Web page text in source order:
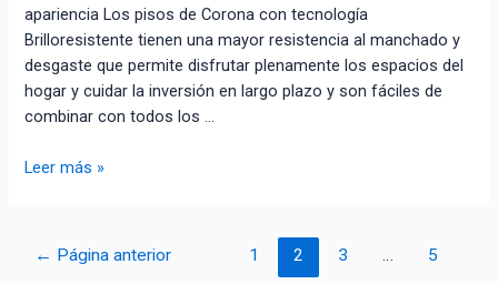
apariencia Los pisos de Corona con tecnología
Brilloresistente tienen una mayor resistencia al manchado y
desgaste que permite disfrutar plenamente los espacios del
hogar y cuidar la inversión en largo plazo y son fáciles de
combinar con todos los …
Leer más »
← Página anterior 1 2 3 … 5